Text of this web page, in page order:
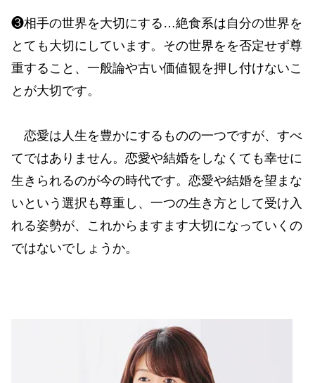
❸相手の世界を大切にする…絶食系は自分の世界を
とても大切にしています。その世界をを否定せず尊
重すること、一般論や古い価値観を押し付けないこ
とが大切です。
恋愛は人生を豊かにするものの一つですが、すべ
てではありません。恋愛や結婚をしなくても幸せに
生きられるのが今の時代です。恋愛や結婚を望まな
いという選択も尊重し、一つの生き方として受け入
れる姿勢が、これからますます大切になっていくの
ではないでしょうか。